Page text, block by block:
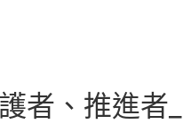
者、推進者